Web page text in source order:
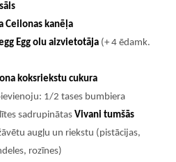
Ceilonas kanēļa
Egg olu aizvietotāja(+ 4 ēdamk.
koksriekstu cukura
1/2 tases bumbiera
sadrupinātas Vivani tumšās
augļu un riekstu (pistācijas,
rozīnes)